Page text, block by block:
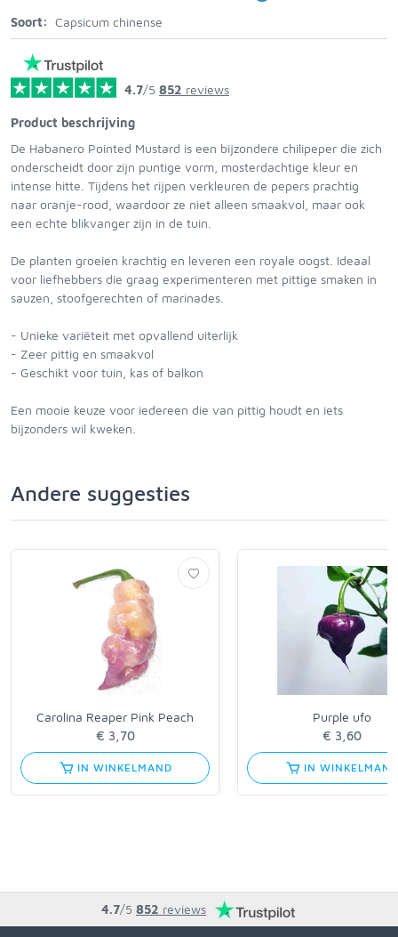
Soort: Capsicum chinense
4.7/5 852 reviews
Product beschrijving
De Habanero Pointed Mustard is een bijzondere chilipeper die zich
onderscheidt door zijn puntige vorm, mosterdachtige kleur en
intense hitte. Tijdens het rijpen verkleuren de pepers prachtig
naar oranje-rood, waardoor ze niet alleen smaakvol, maar ook
een echte blikvanger zijn in de tuin.
De planten groeien krachtig en leveren een royale oogst. Ideaal
voor liefhebbers die graag experimenteren met pittige smaken in
sauzen, stoofgerechten of marinades.
- Unieke variëteit met opvallend uiterlijk
- Zeer pittig en smaakvol
- Geschikt voor tuin, kas of balkon
Een mooie keuze voor iedereen die van pittig houdt en iets
bijzonders wil kweken.
Andere suggesties
Carolina Reaper Pink Peach
€ 3,70
IN WINKELMAND
Purple ufo
€ 3,60
IN WINKELMAND
4.7/5 852 reviews